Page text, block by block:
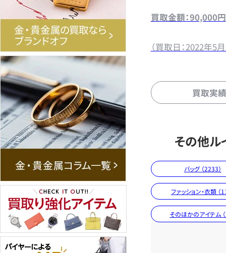
買取金額：90,000円
（買取日：2022年5
買取実
その他ル
バッグ （2233）
ファッション・衣類 （
そのほかのアイテム （